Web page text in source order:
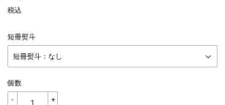
税込
短冊熨斗
個数
+
-